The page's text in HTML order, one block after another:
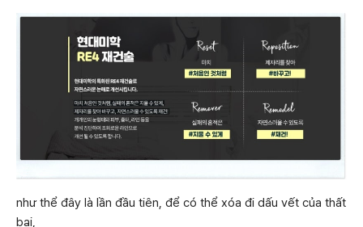
như thể đây là lần đầu tiên, để có thể xóa đi dấu vết của thất
bại,